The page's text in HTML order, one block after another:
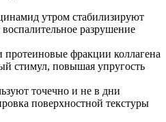
утром стабилизируют
разрушение
фракции коллагена
стимул, повышая упругость
точечно и не в дни
поверхностной текстуры